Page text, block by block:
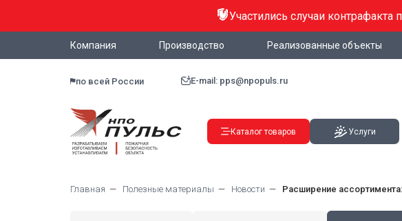
Участились случаи
Компания Производство Реализованные объекты
по всей России E-mail: pps@npopuls.ru
Каталог товаров Услуги
Главная Полезные материалы Новости Расширение